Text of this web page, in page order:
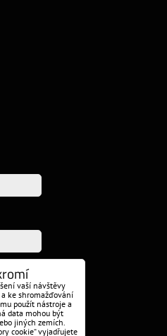
vaší návštěvy
ke shromažďování
použít nástroje a
data mohou být
jiných zemích.
cookie“ vyjadřujete